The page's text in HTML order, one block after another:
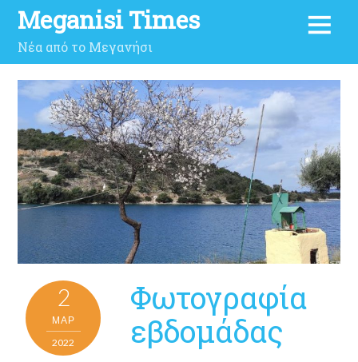
Meganisi Times
Νέα από το Μεγανήσι
2
ΜΑΡ
2022
Φωτογραφία
εβδομάδας